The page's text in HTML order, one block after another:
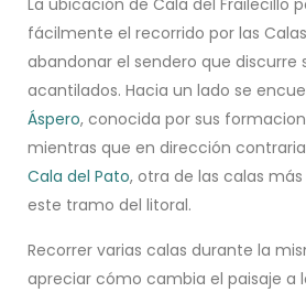
La ubicación de Cala del Frailecillo
fácilmente el recorrido por las
abandonar el sendero que discurre
acantilados. Hacia un lado se
Áspero, conocida por sus
mientras que en dirección
Cala del Pato, otra de las calas
este tramo del litoral.
Recorrer varias calas durante la
apreciar cómo cambia el paisaje a